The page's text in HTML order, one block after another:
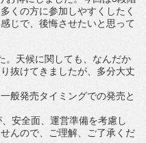
くの方に参加しやすくしたく
じで、後悔させたいと思って
。天候に関しても、なんだか
抜けてきましたが、多分大丈
般発売タイミングでの発売と
安全面、運営準備を考慮し
んので、ご理解、ご了承くだ